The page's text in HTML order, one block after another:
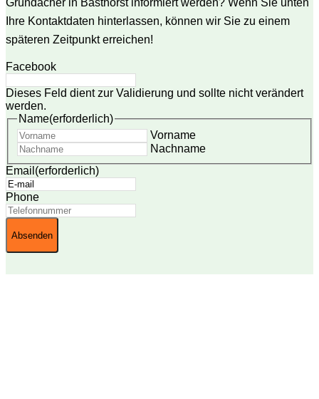
Ihre Kontaktdaten hinterlassen, können wir Sie zu einem
späteren Zeitpunkt erreichen!
Facebook
Dieses Feld dient zur Validierung und sollte nicht verändert
werden.
Name(erforderlich)
Vorname
Nachname
Email (erforderlich)
Phone